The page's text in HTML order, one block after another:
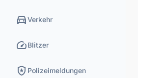
directions_carVerkehr
speedBlitzer
local_police Polizeimeldungen